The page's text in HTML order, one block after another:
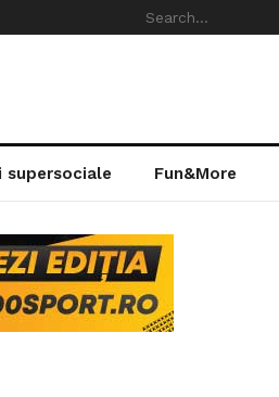
supersociale Fun&More